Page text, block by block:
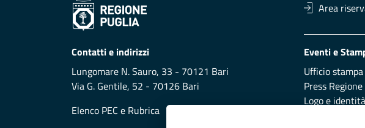
Area
Contatti e indirizzi
Lungomare N. Sauro, 33 - 70121 Bari
Via G. Gentile, 52 - 70126 Bari
Elenco PEC e Rubrica
Eventi e
Ufficio
Press Regione
Logo e